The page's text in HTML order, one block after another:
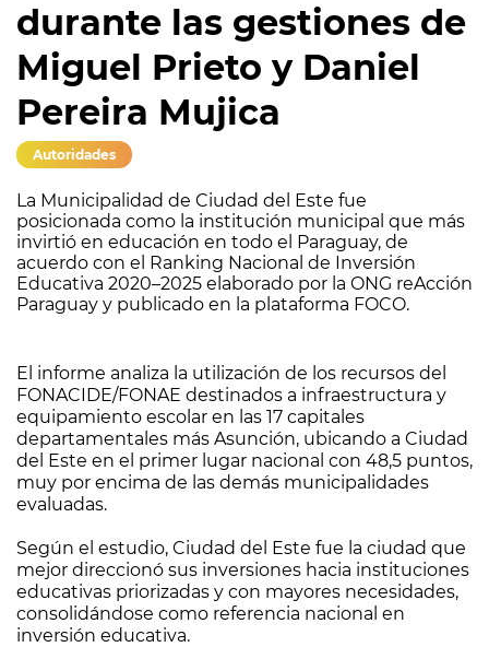
durante las gestiones de
Miguel Prieto y Daniel
Pereira Mujica
Autoridades
La Municipalidad de Ciudad del Este fue
posicionada como la institución municipal que más
invirtió en educación en todo el Paraguay, de
acuerdo con el Ranking Nacional de Inversión
Educativa 2020–2025 elaborado por la ONG reAcción
Paraguay y publicado en la plataforma FOCO.
El informe analiza la utilización de los recursos del
FONACIDE/FONAE destinados a infraestructura y
equipamiento escolar en las 17 capitales
departamentales más Asunción, ubicando a Ciudad
del Este en el primer lugar nacional con 48,5 puntos,
muy por encima de las demás municipalidades
evaluadas.
Según el estudio, Ciudad del Este fue la ciudad que
mejor direccionó sus inversiones hacia instituciones
educativas priorizadas y con mayores necesidades,
consolidándose como referencia nacional en
inversión educativa.